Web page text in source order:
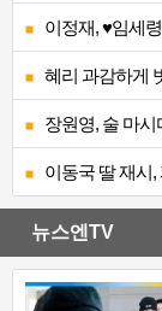
이정재, ♥임세
혜리 과감하게
장원영, 술 마
이동국 딸 재시
뉴스엔TV